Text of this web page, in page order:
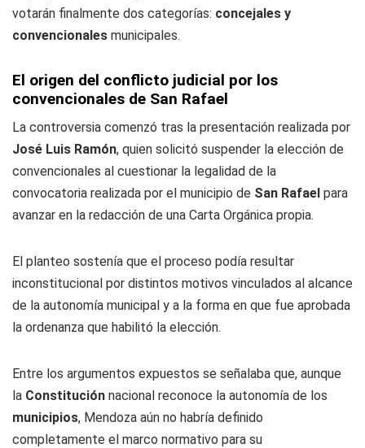
votarán finalmente dos categorías: concejales y
convencionales municipales.
El origen del conflicto judicial por los
convencionales de San Rafael
La controversia comenzó tras la presentación realizada por
José Luis Ramón, quien solicitó suspender la elección de
convencionales al cuestionar la legalidad de la
convocatoria realizada por el municipio de San Rafael para
avanzar en la redacción de una Carta Orgánica propia.
El planteo sostenía que el proceso podía resultar
inconstitucional por distintos motivos vinculados al alcance
de la autonomía municipal y a la forma en que fue aprobada
la ordenanza que habilitó la elección.
Entre los argumentos expuestos se señalaba que, aunque
la Constitución nacional reconoce la autonomía de los
municipios, Mendoza aún no habría definido
completamente el marco normativo para su